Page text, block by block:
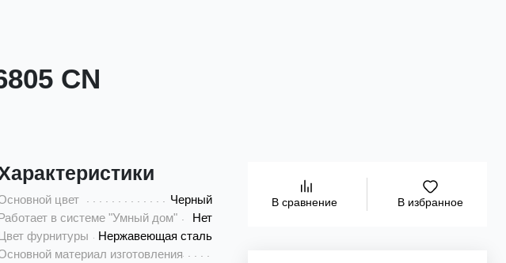
CN
цвет
Черный
в системе "Умный дом"
Нет
фурнитуры
Нержавеющая сталь
материал изготовления
В сравнение В избранное